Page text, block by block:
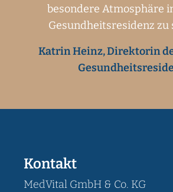
besondere Atmosphäre
Gesundheitsresidenz zu
Katrin Heinz, Direktorin
Kontakt
MedVital GmbH & Co. KG